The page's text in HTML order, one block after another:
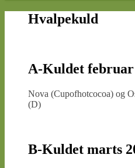
Hvalpekuld
A-Kuldet februar
Nova (Cupofhotcocoa) og
(D)
B-Kuldet marts